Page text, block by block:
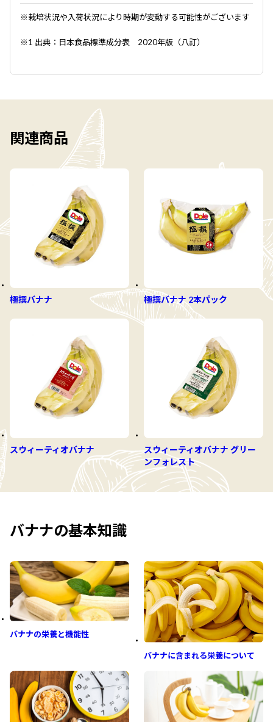
※栽培状況や入荷状況により時期が変動する可能性がございます
※1 出典：日本食品標準成分表 2020年版（八訂）
関連商品
極撰バナナ 極撰バナナ 2本パック
スウィーティオバナナ
スウィーティオバナナ グリー
ンフォレスト
バナナの基本知識
バナナの栄養と機能性
バナナに含まれる栄養について